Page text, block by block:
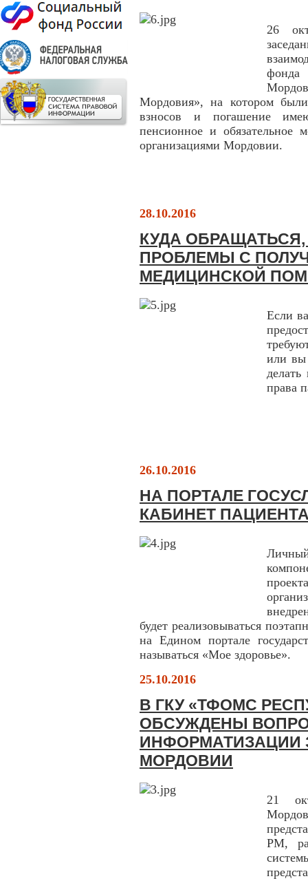
26
фонда
Мордовия», на котором
взносов и погашение
пенсионное и обязательное
организациями Мордовии.
28.10.2016
КУДА
ПРОБЛЕМЫ С
МЕДИЦИНСКОЙ
Если
или вы
права
26.10.2016
НА ПОРТАЛЕ
КАБИНЕТ
будет реализовываться
на Едином портале
называться «Мое здоровье».
25.10.2016
В ГКУ «ТФОМС
ОБСУЖДЕНЫ
ИНФОРМАТИЗАЦИИ
МОРДОВИИ
21
РМ,